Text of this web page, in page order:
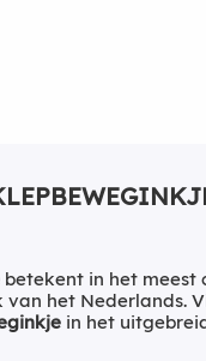
betekent in het meest
het Nederlands.
in het